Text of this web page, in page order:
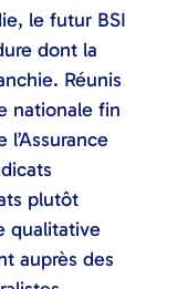
le futur BSI
dont la
Réunis
nationale fin
l’Assurance
plutôt
qualitative
auprès des